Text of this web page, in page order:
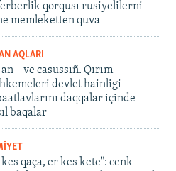
qorqusı rusiyelilerni
memleketten quva
AQLARI
– ve casussıñ. Qırım
devlet hainligi
daqqalar içinde
baqalar
kes qaça, er kes kete": cenk